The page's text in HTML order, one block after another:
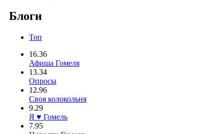
Блоги
Топ
16.36
Афиша Гомеля
13.34
Опросы
12.96
Своя колокольня
9.29
Я ♥ Гомель
7.95